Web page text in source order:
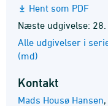
Hent som PDF
Næste udgivelse:
Alle udgivelser i
(md)
Kontakt
Mads Housø Hansen,